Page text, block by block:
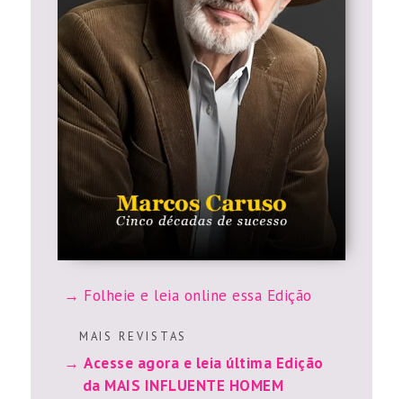
Folheie e leia online essa Edição
M A I S R E V I S T A S
Acesse agora e leia última Edição
da MAIS INFLUENTE HOMEM